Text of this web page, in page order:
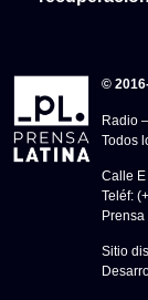
©
Radio
Todos
Calle
Teléf:
Sitio